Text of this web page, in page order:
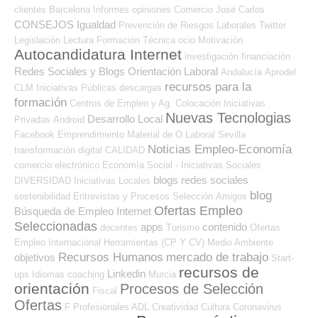
clientes Barcelona Informes opiniones Comercio José Carlos
CONSEJOS Igualdad Prevención de Riesgos Laborales Twitter
Legislación
Lectura Formación Técnica ocio Motivación
Autocandidatura Internet investigación financiación
Redes Sociales y Blogs Orientación Laboral Andalucía Aprodel
CLM
Iniciativas Públicas descargas recursos para la
formación Centros de Empleo y Ag. Colocación
Iniciativas
Privadas Android Desarrollo Local Nuevas Tecnologias
Facebook Emprendimiento Material de O.Laboral Sevilla
transformación digital CALIDAD Noticias Empleo-Economía
comercio electrónico Economía Social - Iniciativas Sociales
DIVERSIDAD Iniciativas Locales blogs redes sociales
sostenibilidad Entrevistas y Procesos Selección Amigos blog
Búsqueda de Empleo Internet Ofertas Empleo
Seleccionadas docentes apps Turismo contenido Ofertas
Empleo Internacional
Herramientas (CP Y CV) Medio Ambiente
objetivos Recursos Humanos mercado de trabajo Start-
ups
Idiomas coaching Linkedin Murcia recursos de
orientación Fiscal Procesos de Selección
Ofertas F Profesionales ADL Creatividad Cultura Coronavirus